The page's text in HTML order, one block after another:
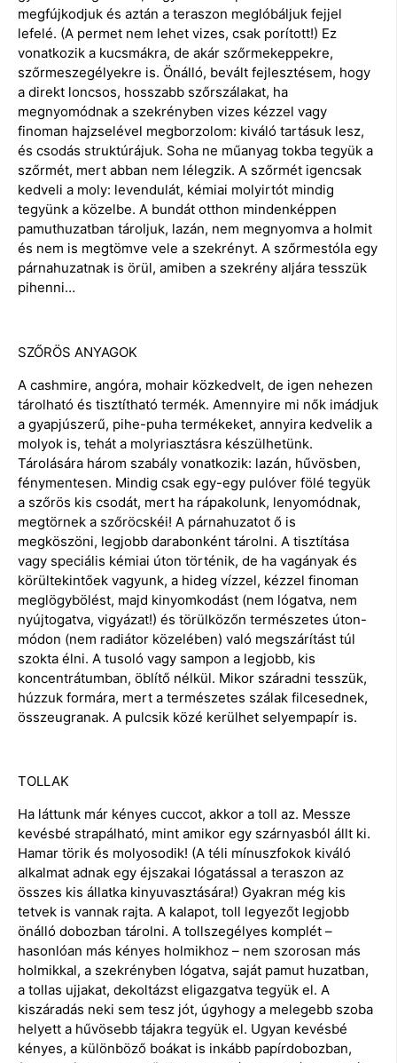
megfújkodjuk és aztán a teraszon meglóbáljuk fejjel
lefelé. (A permet nem lehet vizes, csak porított!) Ez
vonatkozik a kucsmákra, de akár szőrmekeppekre,
szőrmeszegélyekre is. Önálló, bevált fejlesztésem, hogy
a direkt loncsos, hosszabb szőrszálakat, ha
megnyomódnak a szekrényben vizes kézzel vagy
finoman hajzselével megborzolom: kiváló tartásuk lesz,
és csodás struktúrájuk. Soha ne műanyag tokba tegyük a
szőrmét, mert abban nem lélegzik. A szőrmét igencsak
kedveli a moly: levendulát, kémiai molyirtót mindig
tegyünk a közelbe. A bundát otthon mindenképpen
pamuthuzatban tároljuk, lazán, nem megnyomva a holmit
és nem is megtömve vele a szekrényt. A szőrmestóla egy
párnahuzatnak is örül, amiben a szekrény aljára tesszük
pihenni…
SZŐRÖS ANYAGOK
A cashmire, angóra, mohair közkedvelt, de igen nehezen
tárolható és tisztítható termék. Amennyire mi nők imádjuk
a gyapjúszerű, pihe-puha termékeket, annyira kedvelik a
molyok is, tehát a molyriasztásra készülhetünk.
Tárolására három szabály vonatkozik: lazán, hűvösben,
fénymentesen. Mindig csak egy-egy pulóver fölé tegyük
a szőrös kis csodát, mert ha rápakolunk, lenyomódnak,
megtörnek a szőröcskéi! A párnahuzatot ő is
megköszöni, legjobb darabonként tárolni. A tisztítása
vagy speciális kémiai úton történik, de ha vagányak és
körültekintőek vagyunk, a hideg vízzel, kézzel finoman
meglögybölést, majd kinyomkodást (nem lógatva, nem
nyújtogatva, vigyázat!) és törülközőn természetes úton-
módon (nem radiátor közelében) való megszárítást túl
szokta élni. A tusoló vagy sampon a legjobb, kis
koncentrátumban, öblítő nélkül. Mikor száradni tesszük,
húzzuk formára, mert a természetes szálak filcesednek,
összeugranak. A pulcsik közé kerülhet selyempapír is.
TOLLAK
Ha láttunk már kényes cuccot, akkor a toll az. Messze
kevésbé strapálható, mint amikor egy szárnyasból állt ki.
Hamar törik és molyosodik! (A téli mínuszfokok kiváló
alkalmat adnak egy éjszakai lógatással a teraszon az
összes kis állatka kinyuvasztására!) Gyakran még kis
tetvek is vannak rajta. A kalapot, toll legyezőt legjobb
önálló dobozban tárolni. A tollszegélyes komplét –
hasonlóan más kényes holmikhoz – nem szorosan más
holmikkal, a szekrényben lógatva, saját pamut huzatban,
a tollas ujjakat, dekoltázst eligazgatva tegyük el. A
kiszáradás neki sem tesz jót, úgyhogy a melegebb szoba
helyett a hűvösebb tájakra tegyük el. Ugyan kevésbé
kényes, a különböző boákat is inkább papírdobozban,